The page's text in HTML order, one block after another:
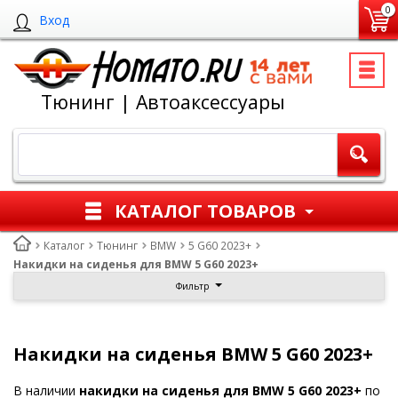
Вход
0
Тюнинг | Автоаксессуары
КАТАЛОГ ТОВАРОВ
Каталог Тюнинг BMW
5 G60 2023+
Накидки на сиденья для BMW 5 G60 2023+
Фильтр
Накидки на сиденья BMW 5 G60 2023+
В наличии накидки на сиденья для BMW 5 G60 2023+ по